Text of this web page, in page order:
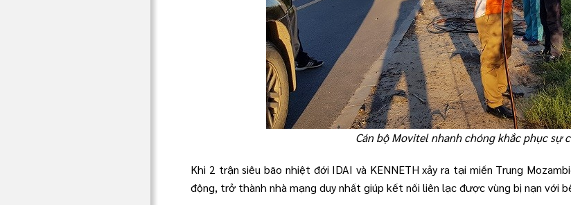
Cán bộ Movitel nhanh chóng khắc phục sự
Khi 2 trận siêu bão nhiệt đới IDAI và KENNETH xảy ra tại miền Trung
động, trở thành nhà mạng duy nhất giúp kết nối liên lạc được vùng bị nạn với